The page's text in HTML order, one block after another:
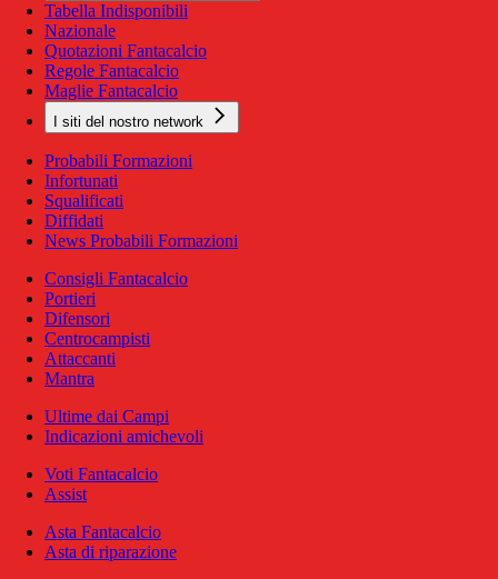
Tabella Indisponibili
Nazionale
Quotazioni Fantacalcio
Regole Fantacalcio
Maglie Fantacalcio
I siti del nostro network
Probabili Formazioni
Infortunati
Squalificati
Diffidati
News Probabili Formazioni
Consigli Fantacalcio
Portieri
Difensori
Centrocampisti
Attaccanti
Mantra
Ultime dai Campi
Indicazioni amichevoli
Voti Fantacalcio
Assist
Asta Fantacalcio
Asta di riparazione